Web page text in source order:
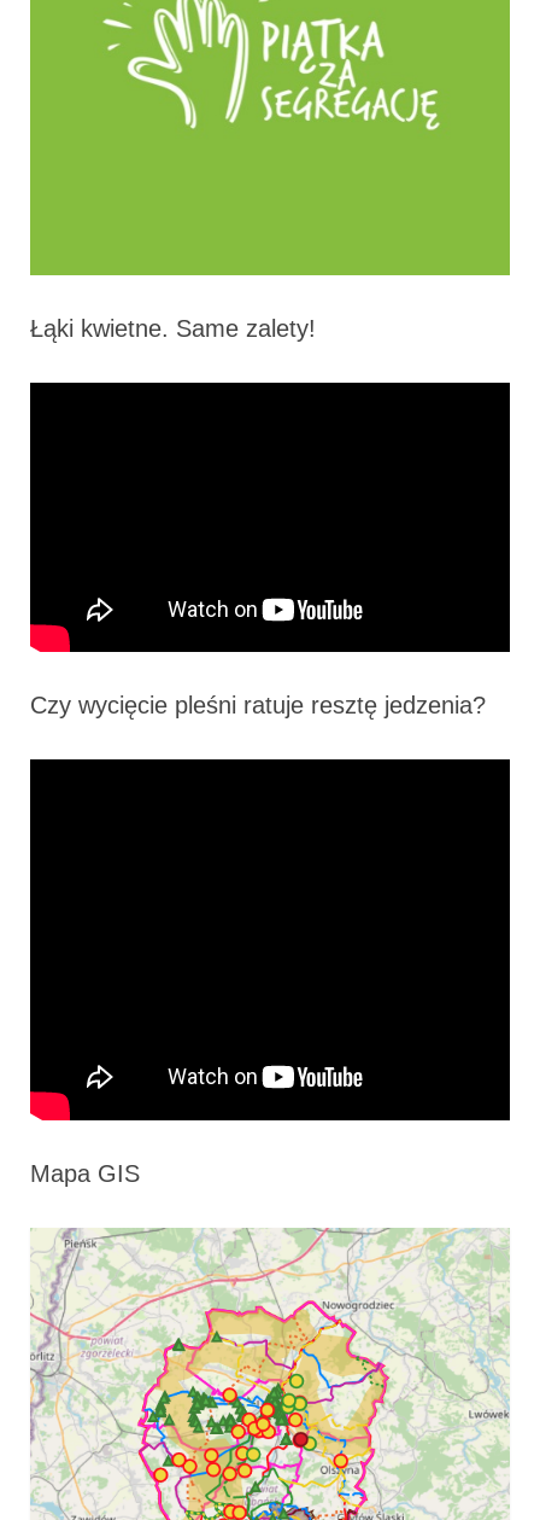
Łąki kwietne. Same zalety!
Czy wycięcie pleśni ratuje resztę jedzenia?
Mapa GIS